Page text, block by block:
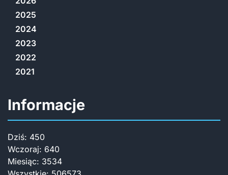
2025
2024
2023
2022
2021
Informacje
Dziś: 450
Wczoraj: 640
Miesiąc: 3534